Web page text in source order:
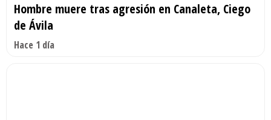
Hombre muere tras agresión en Canaleta, Ciego
de Ávila
Hace 1 día